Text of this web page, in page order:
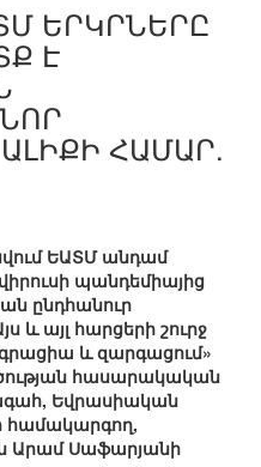
ԵՐԿՐՆԵՐԸ
Է
ՀԱՄԱՐ.
ԵԱՏՄ անդամ
պանդեմիայից
ընդհանուր
այլ հարցերի շուրջ
և զարգացում»
հասարակական
Եվրասիական
համակարգող,
Արամ Սաֆարյանի